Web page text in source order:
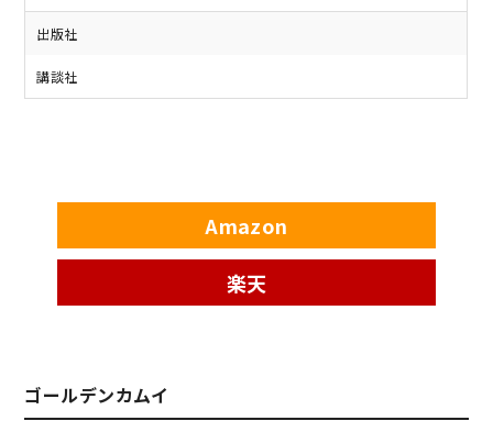
出版社
講談社
Amazon
楽天
ゴールデンカムイ